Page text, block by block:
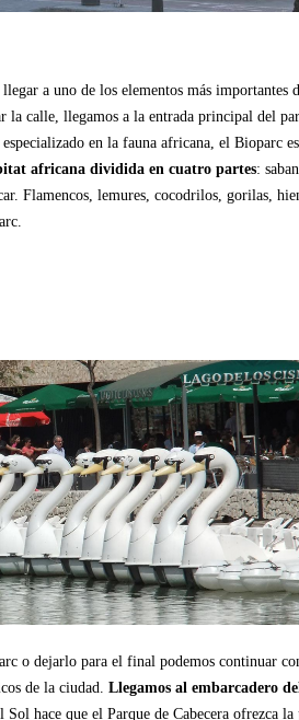
a uno de los elementos más importantes
la calle, llegamos a la entrada principal del
en la fauna africana, el Bioparc
africana dividida en cuatro partes:
Flamencos, lemures, cocodrilos, gorilas,
o dejarlo para el final podemos continuar
de la ciudad. Llegamos al embarcadero
Sol hace que el Parque de Cabecera ofrezca